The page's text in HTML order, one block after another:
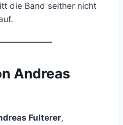
die Band seither nicht
Andreas
Fulterer,